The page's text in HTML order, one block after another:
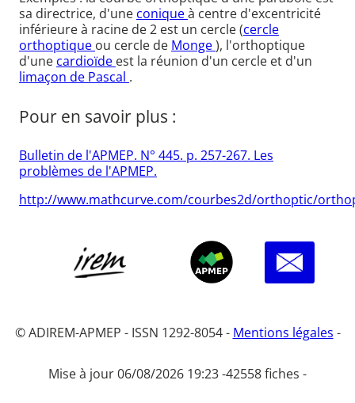
sa directrice, d'une coniqueà centre d'excentricité
inférieure à racine de 2 est un cercle (cercle
orthoptique ou cercle de Monge), l'orthoptique
d'une cardioïde est la réunion d'un cercle et d'un
limaçon de Pascal .
Pour en savoir plus :
Bulletin de l'APMEP. N° 445. p. 257-267. Les
problèmes de l'APMEP.
http://www.mathcurve.com/courbes2d/orthoptic/
© ADIREM-APMEP - ISSN 1292-8054 - Mentions légales -
Mise à jour 06/08/2026 19:23 -42558 fiches -